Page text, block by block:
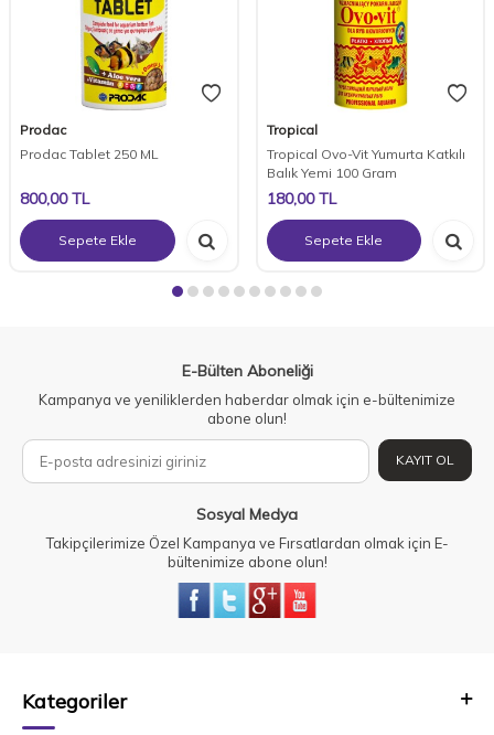
Prodac
Prodac Tablet 250 ML
800,00TL
Sepete Ekle
Tropical
Tropical Ovo-Vit Yumurta Katkılı
Balık Yemi 100 Gram
180,00TL
Sepete Ekle
E-Bülten Aboneliği
Kampanya ve yeniliklerden haberdar olmak için e-bültenimize
abone olun!
KAYIT OL
Sosyal Medya
Takipçilerimize Özel Kampanya ve Fırsatlardan olmak için E-
bültenimize abone olun!
Kategoriler